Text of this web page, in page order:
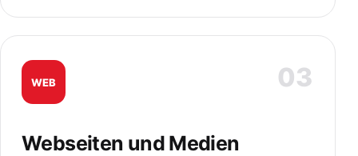
03
WEB
Webseiten und Medien